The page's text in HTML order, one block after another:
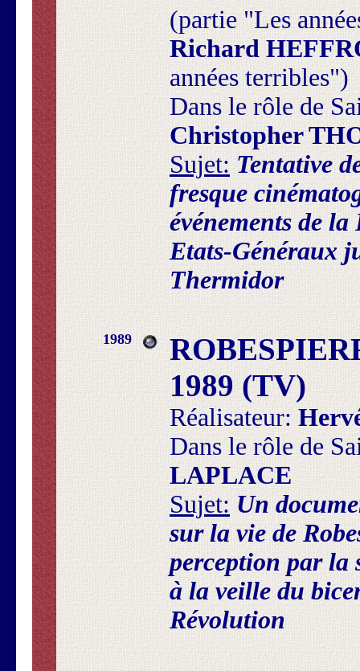
(partie "Les
Richard
années terribles")
Dans le rôle de
Christopher
Sujet: Tentative
fresque
événements de
Etats-Généraux
Thermidor
1989
1989 (TV)
Réalisateur:
Dans le rôle de
LAPLACE
Sujet: Un
sur la vie de
perception par la
à la veille du
Révolution